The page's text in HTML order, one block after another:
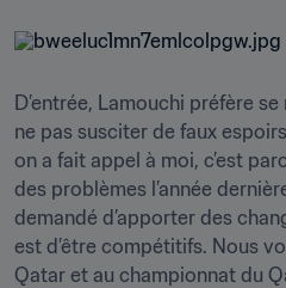
D’entrée, Lamouchi préfère
ne pas susciter de faux
on a fait appel à moi, c’est
des problèmes l’année
demandé d’apporter des
est d’être compétitifs. Nous
Qatar et au championnat du